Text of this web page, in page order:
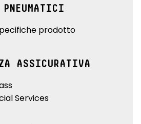
prodotto
ASSICURATIVA
Services